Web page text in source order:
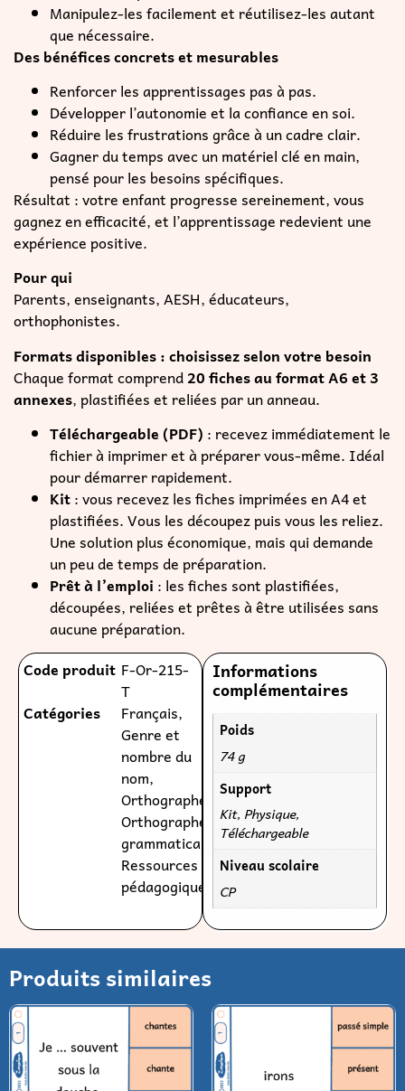
Manipulez-les facilement et réutilisez-les autant
que nécessaire.
Des bénéfices concrets et mesurables
Renforcer les apprentissages pas à pas.
Développer l’autonomie et la confiance en soi.
Réduire les frustrations grâce à un cadre clair.
Gagner du temps avec un matériel clé en main,
pensé pour les besoins spécifiques.
Résultat : votre enfant progresse sereinement, vous
gagnez en efficacité, et l’apprentissage redevient une
expérience positive.
Pour qui
Parents, enseignants, AESH, éducateurs,
orthophonistes.
Formats disponibles : choisissez selon votre besoin
Chaque format comprend20 fiches au format A6 et 3
annexes, plastifiées et reliées par un anneau.
Téléchargeable (PDF) : recevez immédiatement le
fichier à imprimer et à préparer vous-même. Idéal
pour démarrer rapidement.
Kit: vous recevez les fiches imprimées en A4 et
plastifiées. Vous les découpez puis vous les reliez.
Une solution plus économique, mais qui demande
un peu de temps de préparation.
Prêt à l’emploi : les fiches sont plastifiées,
découpées, reliées et prêtes à être utilisées sans
aucune préparation.
Code produit F-Or-215-
T
Catégories
Français,
Genre et
nombre du
nom,
Orthographe
Orthographe
grammaticale
Ressources
pédagogiques
Informations
complémentaires
Poids
74 g
Support
Kit, Physique,
Téléchargeable
Niveau scolaire
CP
Produits similaires